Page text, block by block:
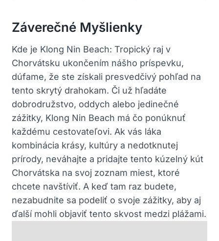
Záverečné Myšlienky
Kde je Klong Nin Beach: Tropický raj v
Chorvátsku ukončením nášho príspevku,
dúfame, že ste získali presvedčivý pohľad na
tento skrytý drahokam. Či už hľadáte
dobrodružstvo, oddych alebo jedinečné
zážitky, Klong Nin Beach má čo ponúknuť
každému cestovateľovi. Ak vás láka
kombinácia krásy, kultúry a nedotknutej
prírody, neváhajte a pridajte tento kúzelný kút
Chorvátska na svoj zoznam miest, ktoré
chcete navštíviť. A keď tam raz budete,
nezabudnite sa podeliť o svoje zážitky, aby aj
ďalší mohli objaviť tento skvost medzi plážami.